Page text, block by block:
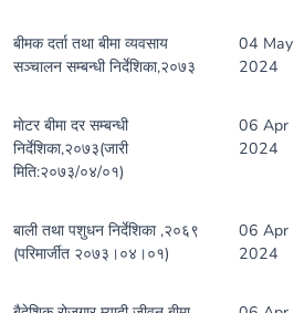
बीमक दर्ता तथा बीमा व्यवसाय
सञ्चालन सम्बन्धी निर्देशिका,२०७३
04 May
2024
माेटर बीमा दर सम्बन्धी
निर्देशिका,२०७३(जारी
मिति:२०७३/०४/०१)
06 Apr
2024
बाली तथा पशुधन निर्देशिका ,२०६९
(परिमार्जीत २०७३।०४।०१)
06 Apr
2024